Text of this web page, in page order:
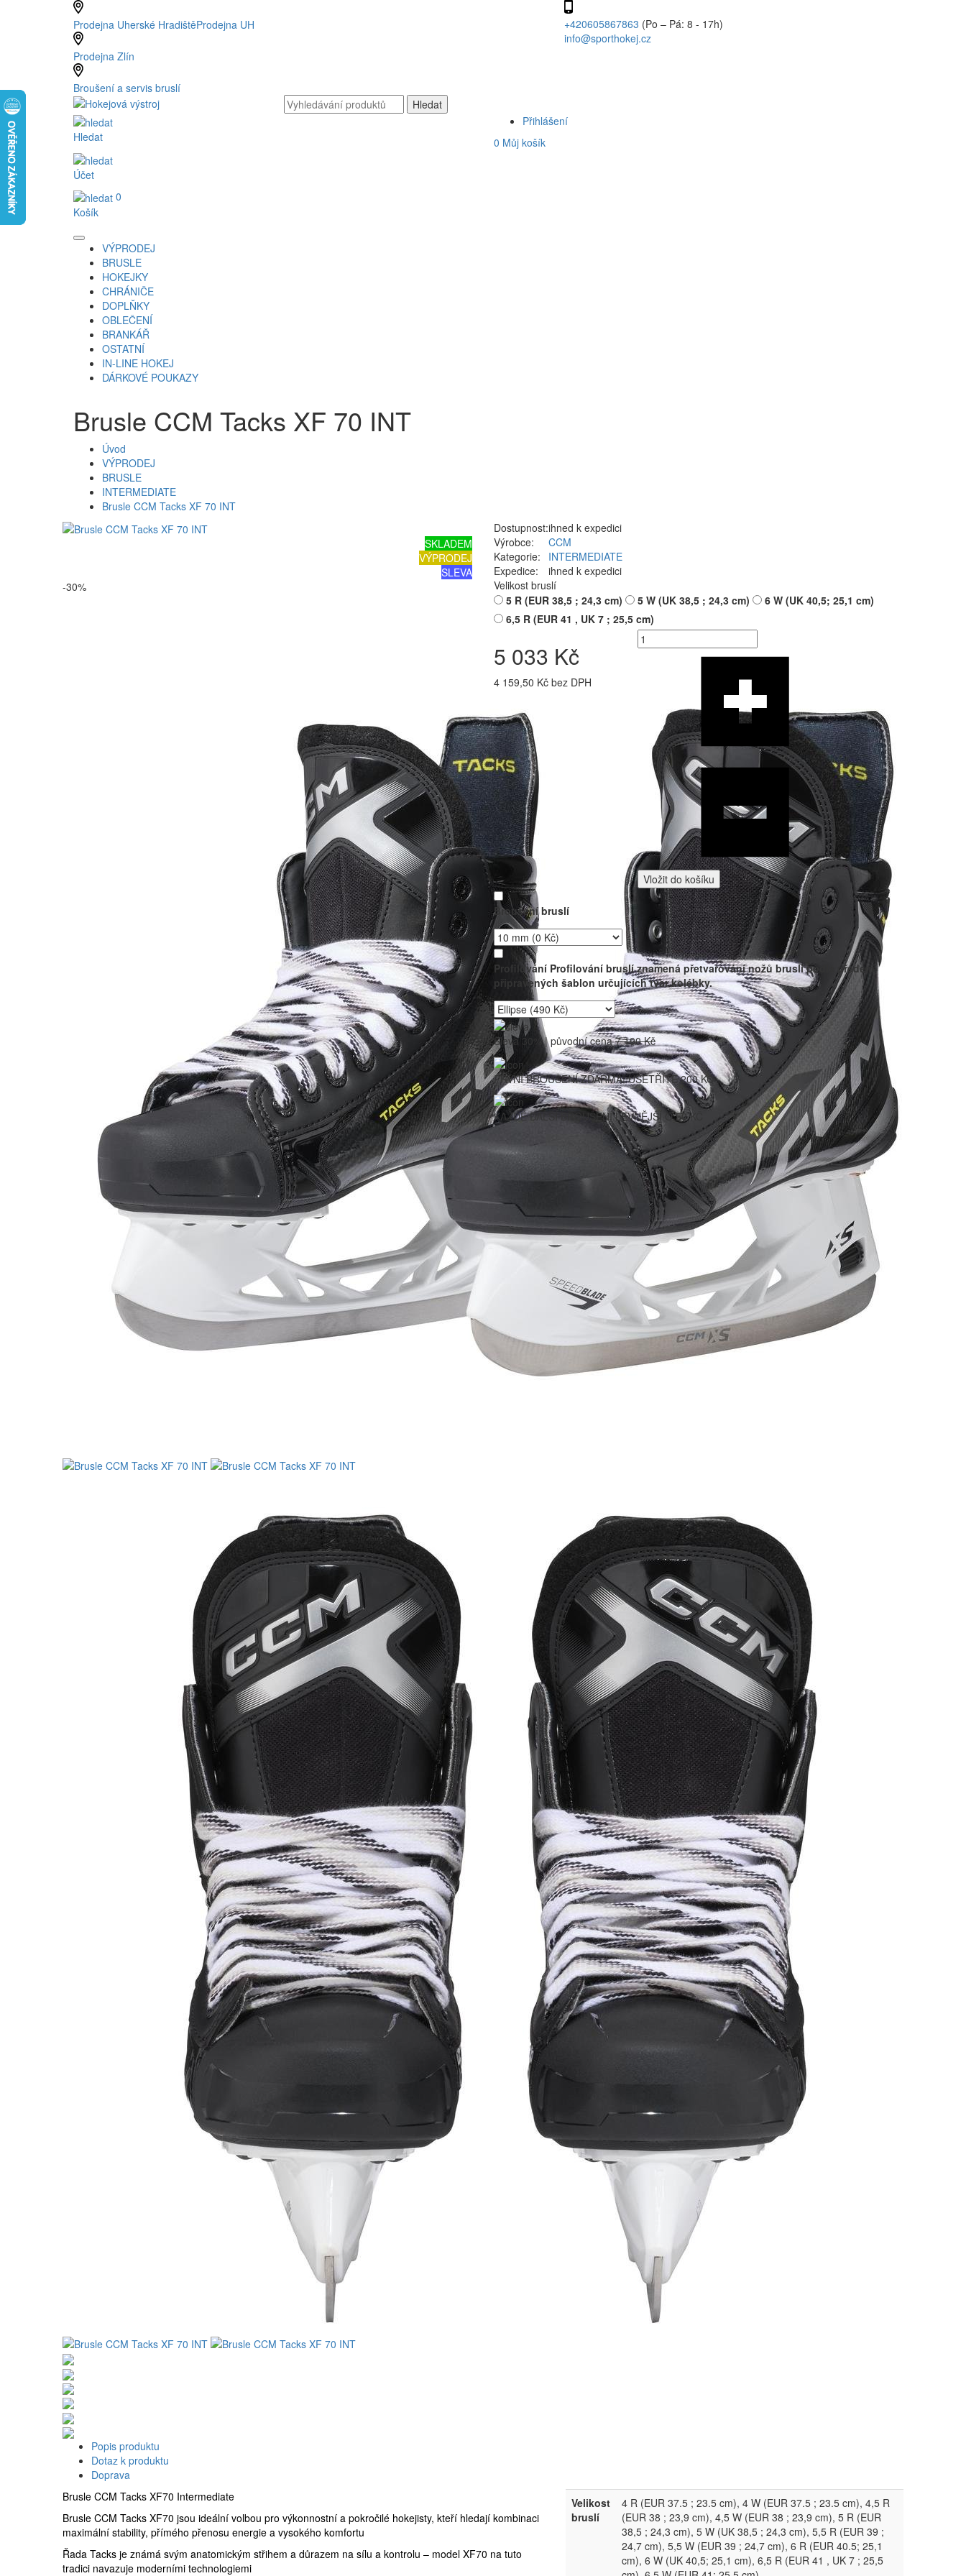
Prodejna Uherské HradištěProdejna UH
Prodejna Zlín
Broušení a servis bruslí
+420605867863 (Po – Pá: 8 - 17h)
info@sporthokej.cz
Hledat
Účet
0
Košík
Přihlášení
0 Můj košík
VÝPRODEJ
BRUSLE
HOKEJKY
CHRÁNIČE
DOPLŇKY
OBLEČENÍ
BRANKÁŘ
OSTATNÍ
IN-LINE HOKEJ
DÁRKOVÉ POUKAZY
Brusle CCM Tacks XF 70 INT
Úvod
VÝPRODEJ
BRUSLE
INTERMEDIATE
Brusle CCM Tacks XF 70 INT
SKLADEM
VÝPRODEJ
SLEVA
-30%
Dostupnost:ihned k expedici
Výrobce:
CCM
Kategorie:
INTERMEDIATE
Expedice:
ihned k expedici
Velikost bruslí
5 R (EUR 38,5 ; 24,3 cm)
5 W (UK 38,5 ; 24,3 cm)
6 W (UK 40,5; 25,1 cm)
6,5 R (EUR 41 , UK 7 ; 25,5 cm)
5 033 Kč
4 159,50 Kč bez DPH
Vložit do košíku
Broušení bruslí
Profilování Profilování bruslí znamená přetvarování nožů bruslí podle předem
připravených šablon určujících tvar kolébky.
Sleva 30% | původní cena7 190 Kč
PRVNÍ BROUŠENÍ ZDARMA! UŠETŘÍTE 200 KČ
KAŽDÉ DALŠÍ BROUŠENÍ LEVNĚJŠÍ O 50 KČ
Popis produktu
Dotaz k produktu
Doprava
Brusle CCM Tacks XF70 Intermediate
Brusle CCM Tacks XF70 jsou ideální volbou pro výkonnostní a pokročilé hokejisty, kteří hledají kombinaci
maximální stability, přímého přenosu energie a vysokého komfortu
Řada Tacks je známá svým anatomickým střihem a důrazem na sílu a kontrolu – model XF70 na tuto
tradici navazuje moderními technologiemi
Velikost
bruslí
4 R (EUR 37.5 ; 23.5 cm), 4 W (EUR 37.5 ; 23.5 cm), 4,5 R
(EUR 38 ; 23,9 cm), 4,5 W (EUR 38 ; 23,9 cm), 5 R (EUR
38,5 ; 24,3 cm), 5 W (UK 38,5 ; 24,3 cm), 5,5 R (EUR 39 ;
24,7 cm), 5,5 W (EUR 39 ; 24,7 cm), 6 R (EUR 40.5; 25,1
cm), 6 W (UK 40,5; 25,1 cm), 6,5 R (EUR 41 , UK 7 ; 25,5
VLOŽKY DO BRUSLÍ CHRÁNIČE BRUSLÍ NÁHRADNÍ DÍLY PODOBNÉ PRODUKTY